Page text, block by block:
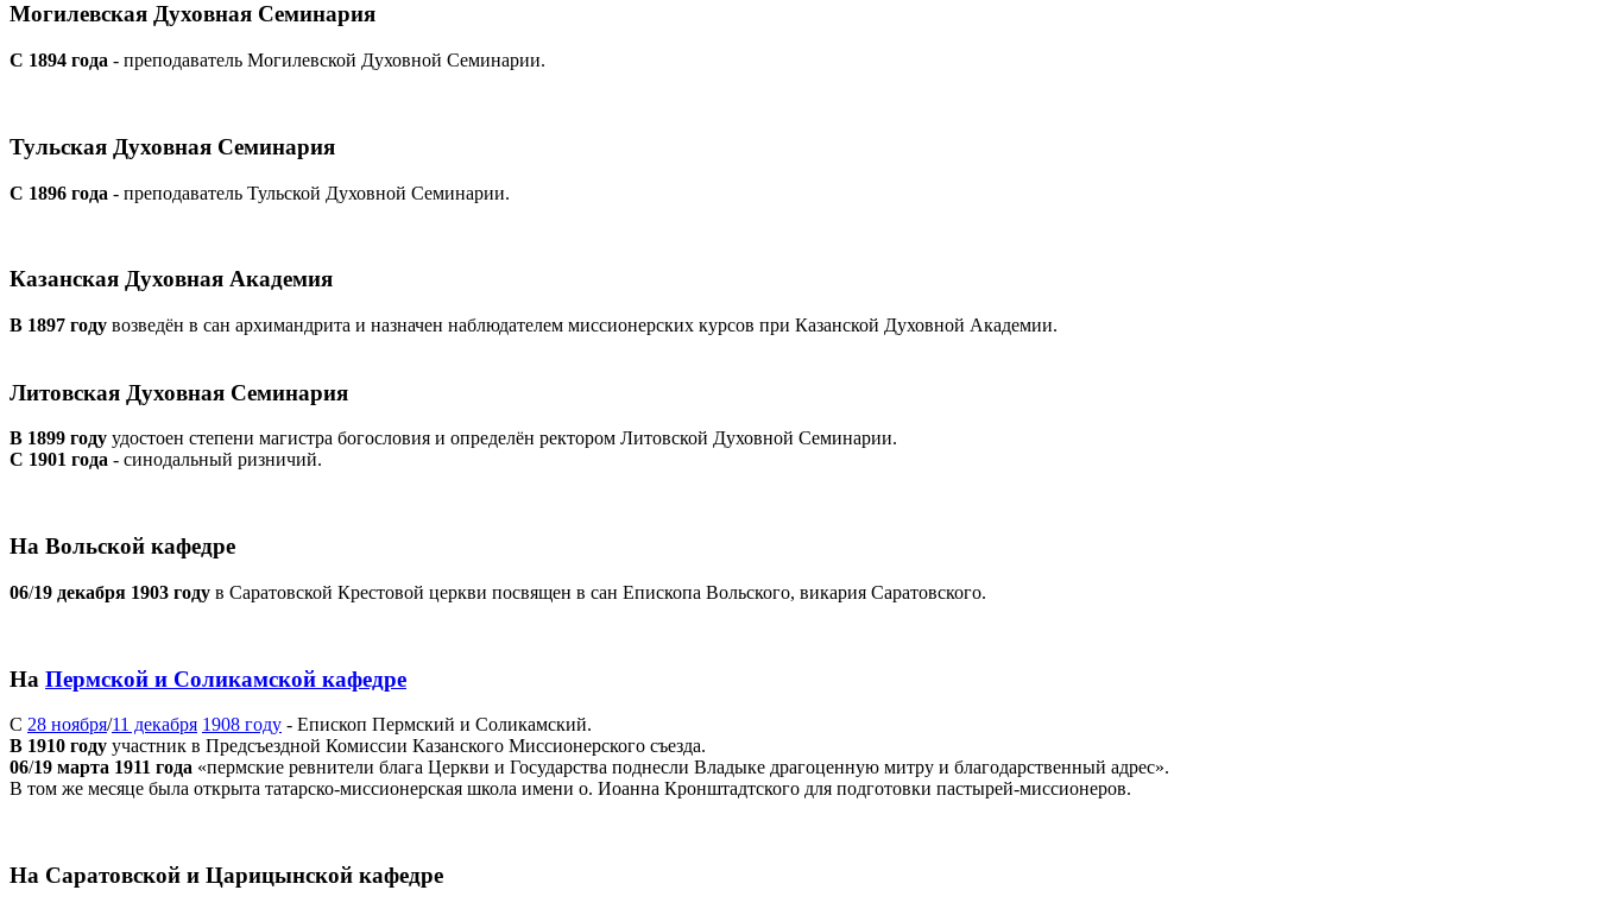
Могилевская Духовная Семинария
С 1894 года - преподаватель Могилевской Духовной Семинарии.
Тульская Духовная Семинария
С 1896 года - преподаватель Тульской Духовной Семинарии.
Казанская Духовная Академия
В 1897 году возведён в сан архимандрита и назначен наблюдателем миссионерских курсов при Казанской Духовной Академии.
Литовская Духовная Семинария
В 1899 году удостоен степени магистра богословия и определён ректором Литовской Духовной Семинарии.
С 1901 года - синодальный ризничий.
На Вольской кафедре
06/19 декабря 1903 году в Саратовской Крестовой церкви посвящен в сан Епископа Вольского, викария Саратовского.
На Пермской и Соликамской кафедре
С 28 ноября/11 декабря 1908 году - Епископ Пермский и Соликамский.
В 1910 году участник в Предсъездной Комиссии Казанского Миссионерского съезда.
06/19 марта 1911 года «пермские ревнители блага Церкви и Государства поднесли Владыке драгоценную митру и благодарственный адрес».
В том же месяце была открыта татарско-миссионерская школа имени о. Иоанна Кронштадтского для подготовки пастырей-миссионеров.
На Саратовской и Царицынской кафедре